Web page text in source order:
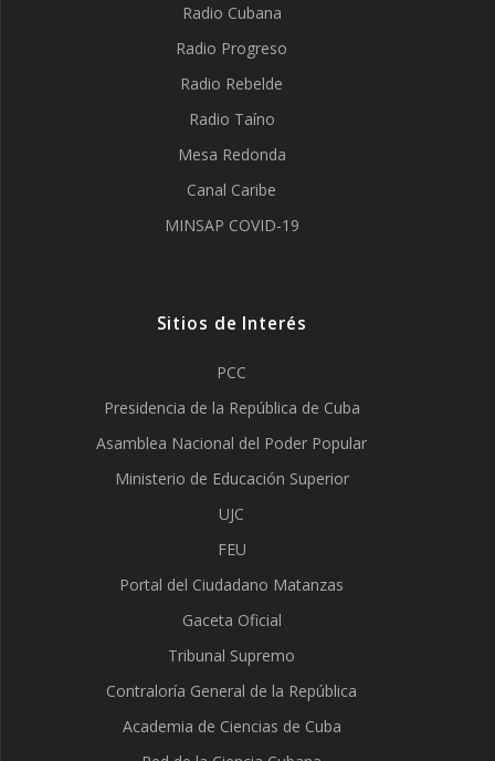
Radio Cubana
Radio Progreso
Radio Rebelde
Radio Taíno
Mesa Redonda
Canal Caribe
MINSAP COVID-19
Sitios de Interés
PCC
Presidencia de la República de Cuba
Asamblea Nacional del Poder Popular
Ministerio de Educación Superior
UJC
FEU
Portal del Ciudadano Matanzas
Gaceta Oficial
Tribunal Supremo
Contraloría General de la República
Academia de Ciencias de Cuba